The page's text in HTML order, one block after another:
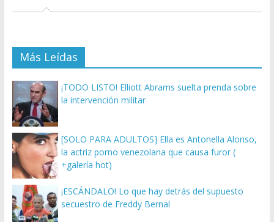
Más Leídas
¡TODO LISTO! Elliott Abrams suelta prenda sobre
la intervención militar
[SOLO PARA ADULTOS] Ella es Antonella Alonso,
la actriz porno venezolana que causa furor (
+galería hot)
¡ESCÁNDALO! Lo que hay detrás del supuesto
secuestro de Freddy Bernal